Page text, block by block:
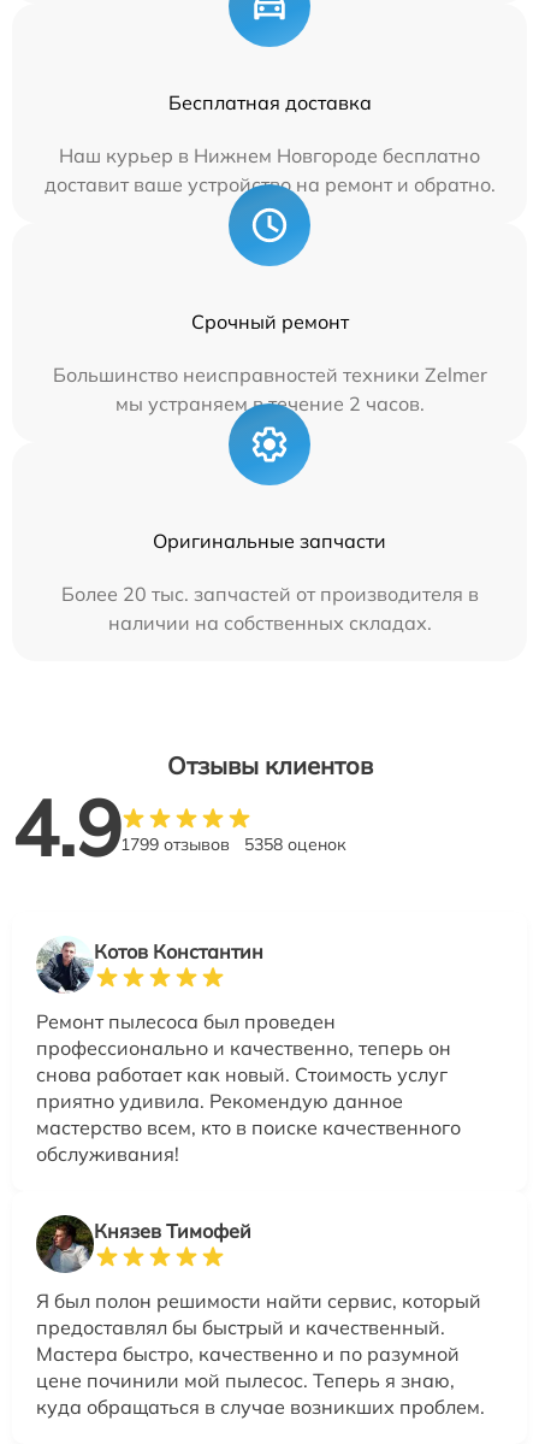
Бесплатная доставка
Наш курьер в Нижнем Новгороде бесплатно
доставит ваше устройство на ремонт и обратно.
Срочный ремонт
Большинство неисправностей техники Zelmer
мы устраняем в течение 2 часов.
Оригинальные запчасти
Более 20 тыс. запчастей от производителя в
наличии на собственных складах.
Отзывы клиентов
4.91799 отзывов 5358 оценок
Котов Константин
Ремонт пылесоса был проведен
профессионально и качественно, теперь он
снова работает как новый. Стоимость услуг
приятно удивила. Рекомендую данное
мастерство всем, кто в поиске качественного
обслуживания!
Князев Тимофей
Я был полон решимости найти сервис, который
предоставлял бы быстрый и качественный.
Мастера быстро, качественно и по разумной
цене починили мой пылесос. Теперь я знаю,
куда обращаться в случае возникших проблем.